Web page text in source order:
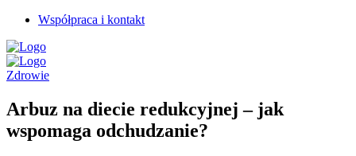
Współpraca i kontakt
Zdrowie
Arbuz na diecie redukcyjnej – jak
wspomaga odchudzanie?